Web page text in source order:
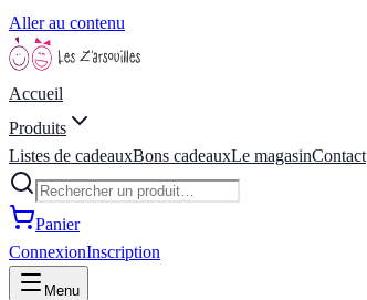
Aller au contenu
Accueil
Produits
Listes de cadeauxBons cadeauxLe magasinContact
Panier
ConnexionInscription
Menu